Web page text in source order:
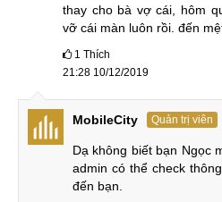
Thay màn hình Samsung A80
cũng là chủ đề được sự quan
Thực tế nếu như bạn tìm đến
sản phẩm chuyên dụng. Vậy thì
khi thay xong sẽ không bị mất đi
Tuy nhiên ngược lại nếu bạn
uy tín, chuyên nghiệp, kỹ thuật
thay cho bà vợ cái, hôm
vỡ cái màn luôn rồi. đến
1 Thích
21:28 10/12/2019
MobileCity Quản trị viên
Dạ không biết bạn Ngọc
admin có thể check
đến bạn.